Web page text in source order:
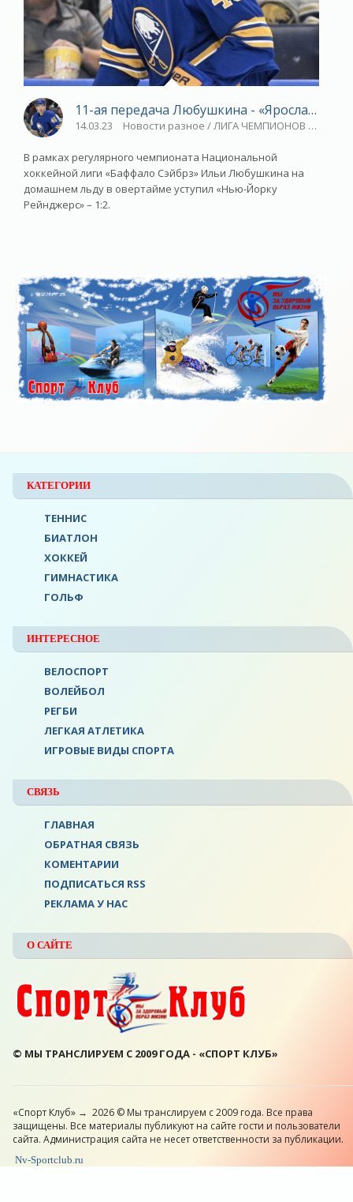
11-ая передача Любушкина - «Ярославский
14.03.23 Новости разное / ЛИГА ЧЕМПИОНОВ /
В рамках регулярного чемпионата Национальной
хоккейной лиги «Баффало Сэйбрз» Ильи Любушкина на
домашнем льду в овертайме уступил «Нью-Йорку
Рейнджерс» – 1:2.
КАТЕГОРИИ
ТЕННИС
БИАТЛОН
ХОККЕЙ
ГИМНАСТИКА
ГОЛЬФ
ИНТЕРЕСНОЕ
ВЕЛОСПОРТ
ВОЛЕЙБОЛ
РЕГБИ
ЛЕГКАЯ АТЛЕТИКА
ИГРОВЫЕ ВИДЫ СПОРТА
СВЯЗЬ
ГЛАВНАЯ
ОБРАТНАЯ СВЯЗЬ
КОМЕНТАРИИ
ПОДПИСАТЬСЯ RSS
РЕКЛАМА У НАС
О САЙТЕ
© МЫ ТРАНСЛИРУЕМ С 2009 ГОДА - «СПОРТ КЛУБ»
«Спорт Клуб» → 2026 © Мы транслируем с 2009 года. Все права
защищены. Все материалы публикуют на сайте гости и пользователи
сайта. Администрация сайта не несет ответственности за публикации.
Nv-Sportclub.ru